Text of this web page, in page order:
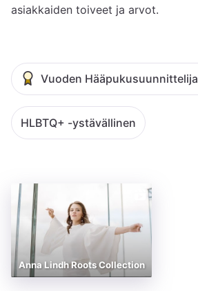
asiakkaiden toiveet ja arvot.
Vuoden Hääpukusuunnittelija
HLBTQ+ -ystävällinen
Anna Lindh Roots Collection